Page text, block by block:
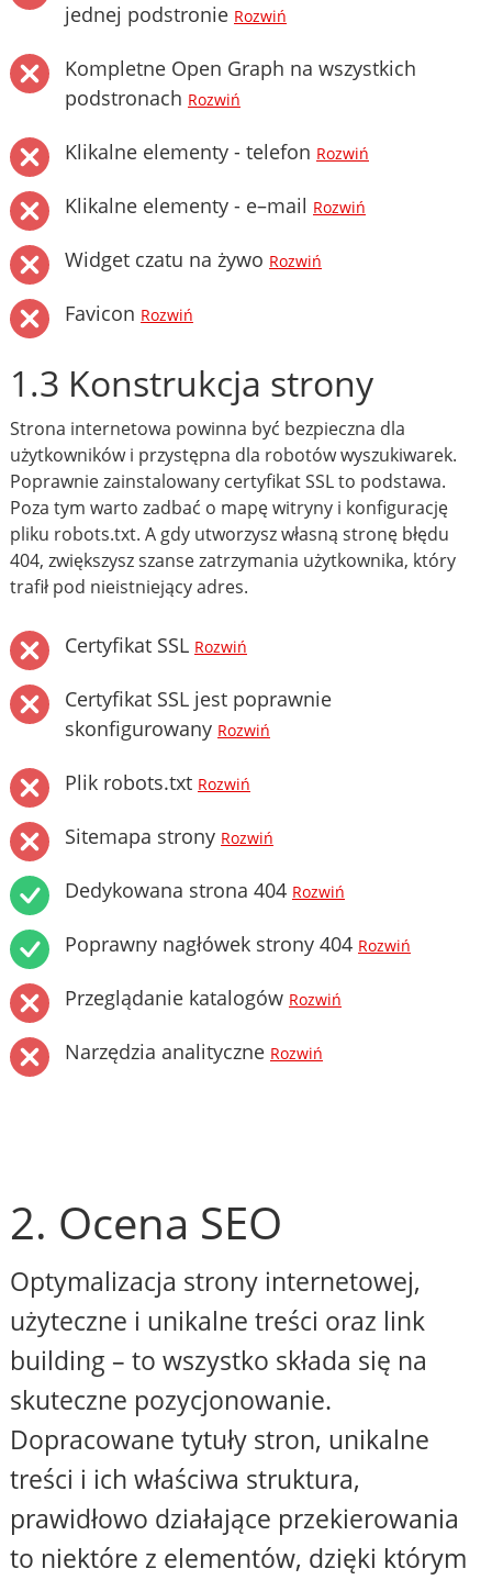
jednej podstronie Rozwiń
Kompletne Open Graph na wszystkich
podstronach Rozwiń
Klikalne elementy - telefon Rozwiń
Klikalne elementy - e–mail Rozwiń
Widget czatu na żywo Rozwiń
Favicon Rozwiń
1.3 Konstrukcja strony
Strona internetowa powinna być bezpieczna dla
użytkowników i przystępna dla robotów wyszukiwarek.
Poprawnie zainstalowany certyfikat SSL to podstawa.
Poza tym warto zadbać o mapę witryny i konfigurację
pliku robots.txt. A gdy utworzysz własną stronę błędu
404, zwiększysz szanse zatrzymania użytkownika, który
trafił pod nieistniejący adres.
Certyfikat SSL Rozwiń
Certyfikat SSL jest poprawnie
skonfigurowany Rozwiń
Plik robots.txt Rozwiń
Sitemapa strony Rozwiń
Dedykowana strona 404 Rozwiń
Poprawny nagłówek strony 404 Rozwiń
Przeglądanie katalogów Rozwiń
Narzędzia analityczne Rozwiń
2. Ocena SEO
Optymalizacja strony internetowej,
użyteczne i unikalne treści oraz link
building – to wszystko składa się na
skuteczne pozycjonowanie.
Dopracowane tytuły stron, unikalne
treści i ich właściwa struktura,
prawidłowo działające przekierowania
to niektóre z elementów, dzięki którym